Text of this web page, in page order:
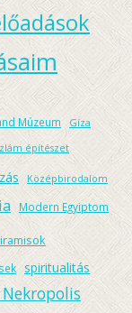
Múzeum Gíza
építészet
Középbirodalom
Modern Egyiptom
spiritualitás